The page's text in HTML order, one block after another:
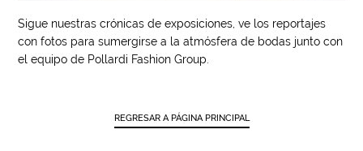
Sigue nuestras crónicas de exposiciones, ve los reportajes
con fotos para sumergirse a la atmósfera de bodas junto con
el equipo de Pollardi Fashion Group.
REGRESAR A PÁGINA PRINCIPAL